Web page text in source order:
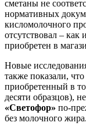
сметаны не
нормативных
кисломолочного
отсутствовал – как
приобретен в
Новые
также показали,
приобретенный в
десяти образцов),
«Светофор» по-
без молочного жира.